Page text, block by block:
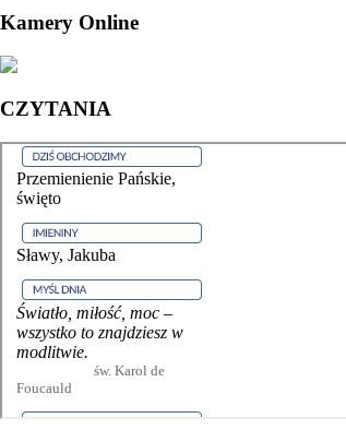
Kamery Online
CZYTANIA